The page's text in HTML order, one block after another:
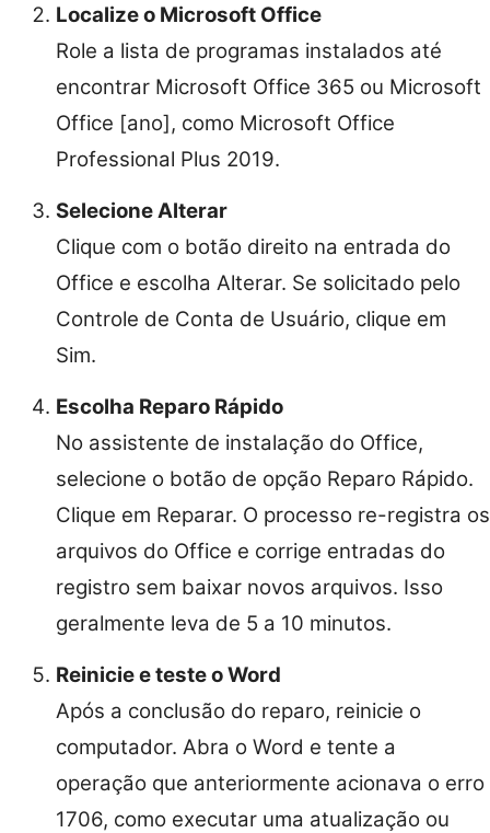
Localize o Microsoft Office
Role a lista de programas instalados até
encontrar Microsoft Office 365 ou Microsoft
Office [ano], como Microsoft Office
Professional Plus 2019.
Selecione Alterar
Clique com o botão direito na entrada do
Office e escolha Alterar. Se solicitado pelo
Controle de Conta de Usuário, clique em
Sim.
Escolha Reparo Rápido
No assistente de instalação do Office,
selecione o botão de opção Reparo Rápido.
Clique em Reparar. O processo re-registra os
arquivos do Office e corrige entradas do
registro sem baixar novos arquivos. Isso
geralmente leva de 5 a 10 minutos.
Reinicie e teste o Word
Após a conclusão do reparo, reinicie o
computador. Abra o Word e tente a
operação que anteriormente acionava o erro
1706, como executar uma atualização ou